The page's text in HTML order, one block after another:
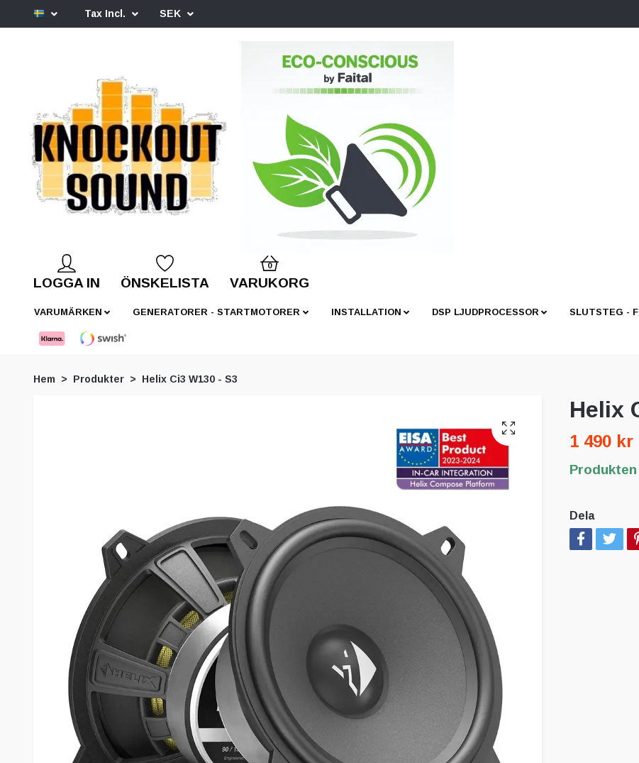
Tax Incl. SEK
LOGGA IN ÖNSKELISTA
0
VARUKORG
VARUMÄRKEN GENERATORER - STARTMOTORER INSTALLATION DSP LJUDPROCESSOR SLUTSTEG -
Hem Produkter Helix Ci3 W130 - S3
Helix
1 490 kr
Dela